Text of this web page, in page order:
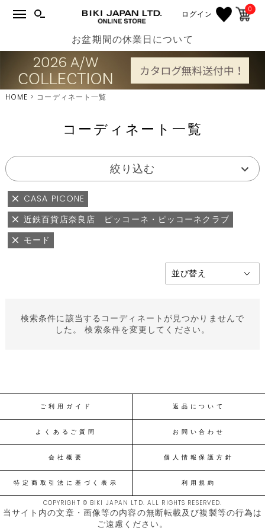
ログイン 0
お盆期間の休業日について
HOME コーディネート一覧
コーディネート一覧
絞り込む
CASA PICONE
近鉄百貨店奈良店 ピッコーネ・ピッコーネクラブ
モード
検索条件に該当するコーディネートが見つかりませんで
した。 検索条件を変更してください。
ご利用ガイド 返品について
よくあるご質問 お問い合わせ
会社概要 個人情報保護方針
特定商取引法に基づく表示 利用規約
COPYRIGHT © BIKI JAPAN LTD. ALL RIGHTS RESERVED.
当サイト内の文章・画像等の内容の無断転載及び複製等の行為は
ご遠慮ください。